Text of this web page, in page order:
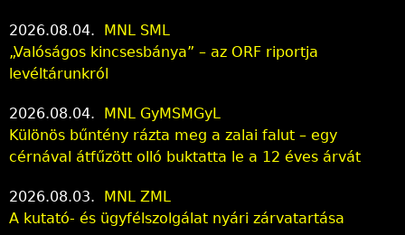
2026.08.04.
MNL SML
„Valóságos kincsesbánya” – az ORF riportja
levéltárunkról
2026.08.04.
MNL GyMSMGyL
Különös bűntény rázta meg a zalai falut – egy
cérnával átfűzött olló buktatta le a 12 éves árvát
2026.08.03.
MNL ZML
A kutató- és ügyfélszolgálat nyári zárvatartása